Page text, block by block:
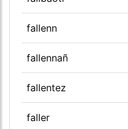
fallenn
fallennañ
fallentez
faller